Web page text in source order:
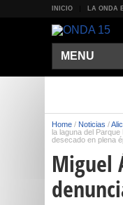
INICIO LA ONDA
MENU
Home / Noticias /
la laguna del
desecado en plena
Miguel